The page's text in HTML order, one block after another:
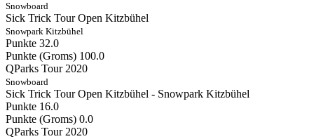
Snowboard
Sick Trick Tour Open Kitzbühel
Snowpark Kitzbühel
Punkte 32.0
Punkte (Groms) 100.0
QParks Tour 2020
Snowboard
Sick Trick Tour Open Kitzbühel - Snowpark Kitzbühel
Punkte 16.0
Punkte (Groms) 0.0
QParks Tour 2020